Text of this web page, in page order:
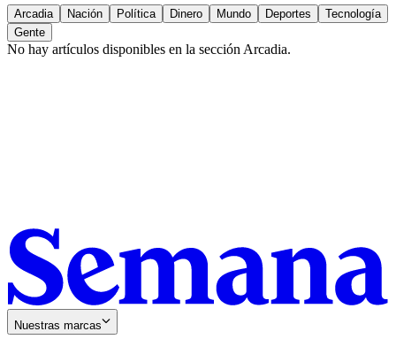
Arcadia Nación Política Dinero Mundo Deportes
Tecnología
Gente
No hay artículos disponibles en la sección Arcadia.
Nuestras marcas